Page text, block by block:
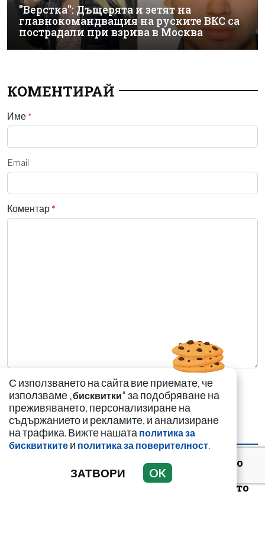
"Верстка": Дъщерята и зетят на
главнокомандващия на руските ВКС са
пострадали при взрива в Москва
КОМЕНТИРАЙ
Име *
Email
Коментар *
НАЙ-ЧЕТЕНИ НАЙ-КОМЕНТИРАНИ
Иво Ториното и Вальо
Бореца ли
организираха първото
С използването на сайта вие приемате, че
използваме „бисквитки" за подобряване на
преживяването, персонализиране на
съдържанието и рекламите, и анализиране
на трафика. Вижте нашата политика за
бисквитките и политика за поверителност.
ЗАТВОРИ OK